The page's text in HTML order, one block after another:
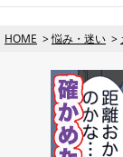
HOME 悩み・迷い